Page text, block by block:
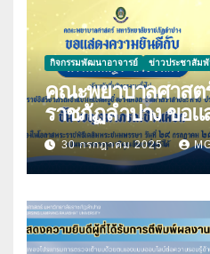
กิจกรรมพัฒนาอาจารย์ ข่าวประชาสัม
คณะพยาบาลศาสต
ราชภัฏลำปาง ขอแสดงความยินดีกับ
นางมนันญา สายปิ
พระราชทานเครื่อ
30 กรกฎาคม 2025